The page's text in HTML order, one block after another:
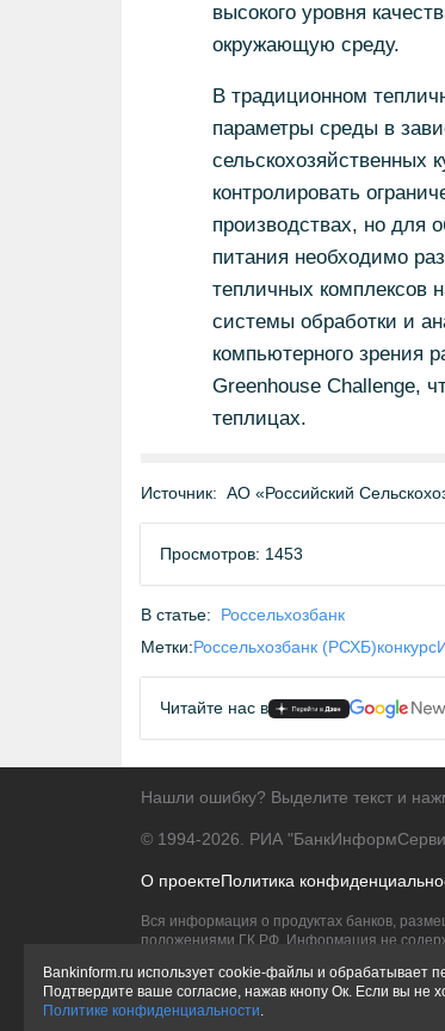
высокого уровня
окружающую среду.
В традиционном
параметры среды в
сельскохозяйственных
контролировать
производствах, но для
питания необходимо
тепличных комплексов
системы обработки и
компьютерного зрения
Greenhouse Challenge,
теплицах.
Источник: АО «Российский
Просмотров: 1453
В статье:
Россельхозбанк
Метки:Россельхозбанк (РСХБ)конкурс
Читайте нас в
Нашли ошибку? Выделите текст и
© 1994-2026. РИА
О проектеПолитика
Вся информация о продуктах банков,
положениями ГК РФ. Информация не
Bankinform.ru использует cookie-файлы и обрабатывает
Подтвердите ваше согласие, нажав кнопу Ок. Если вы не
Политике конфиденциальности.